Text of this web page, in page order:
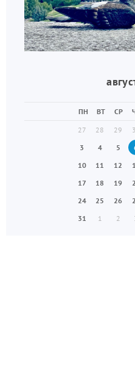
ПН ВТ СР
27
28 29
3
4 5
10
11 12
17
18 19
24
25 26
31
1 2